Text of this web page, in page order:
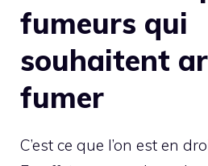
fumeurs qui
souhaitent
fumer
C’est ce que l’on est en